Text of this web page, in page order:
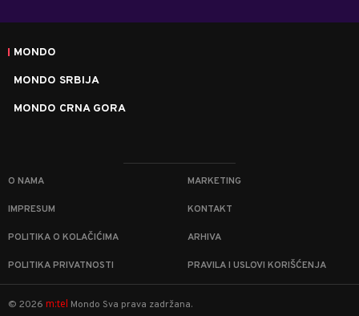
MONDO
MONDO SRBIJA
MONDO CRNA GORA
O NAMA MARKETING
IMPRESUM KONTAKT
POLITIKA O KOLAČIĆIMA ARHIVA
POLITIKA PRIVATNOSTI PRAVILA I USLOVI KORIŠĆENJA
© 2026 m:tel Mondo Sva prava zadržana.